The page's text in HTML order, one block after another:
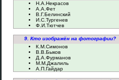
Н.А.Некрасов
А.А.Фет
В.Г.Белинский
И.С.Тургенев
Ф.И.Тютчев
9. Кто изображён на фотографии?
К.М.Симонов
В.В.Быков
Д.А.Фурманов
М.М.Джалиль
А.П.Гайдар